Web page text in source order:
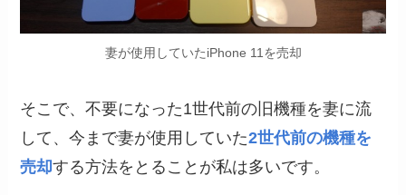
妻が使用していたiPhone 11を売却
そこで、不要になった1世代前の旧機種を妻に流
して、今まで妻が使用していた2世代前の機種を
売却する方法をとることが私は多いです。